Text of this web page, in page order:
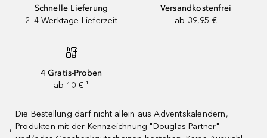
Schnelle Lieferung
2–4 Werktage Lieferzeit
Versandkostenfrei
ab 39,95 €
4 Gratis-Proben
ab 10 € ¹
¹
Die Bestellung darf nicht allein aus Adventskalendern,
Produkten mit der Kennzeichnung "Douglas Partner"